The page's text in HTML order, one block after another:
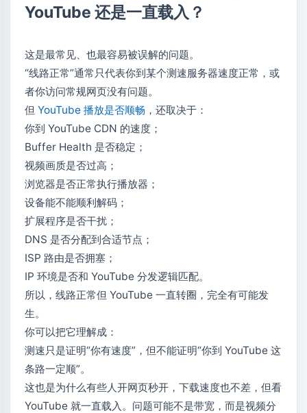
YouTube 还是一直载入？
这是最常见、也最容易被误解的问题。
“线路正常”通常只代表你到某个测速服务器速度正常，或
者你访问常规网页没有问题。
但 YouTube 播放是否顺畅 ，还取决于：
你到 YouTube CDN 的速度；
Buffer Health 是否稳定；
视频画质是否过高；
浏览器是否正常执行播放器；
设备能不能顺利解码；
扩展程序是否干扰；
DNS 是否分配到合适节点；
ISP 路由是否拥塞；
IP 环境是否和 YouTube 分发逻辑匹配。
所以，线路正常但 YouTube 一直转圈，完全有可能发
生。
你可以把它理解成：
测速只是证明“你有速度”，但不能证明“你到 YouTube 这
条路一定顺”。
这也是为什么有些人开网页秒开，下载速度也不差，但看
YouTube 就一直载入。问题可能不是带宽，而是视频分